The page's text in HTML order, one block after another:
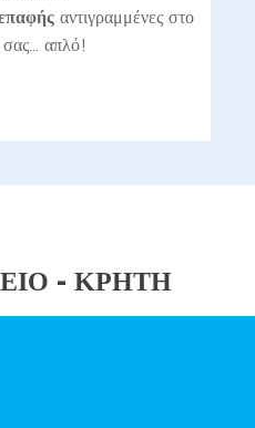
αντιγραμμένες στο
απλό!
- ΚΡΗΤΗ